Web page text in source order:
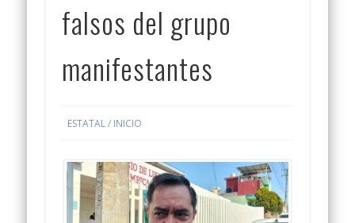
falsos del grupo
manifestantes
ESTATAL/ INICIO